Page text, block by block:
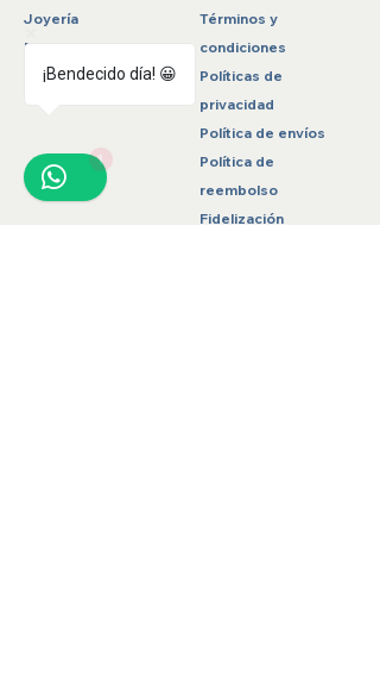
Joyería
Rebajas
Términos y
condiciones
Políticas de
privacidad
Política de envíos
Política de
reembolso
Fidelización
¡Bendecido día! 😀
1